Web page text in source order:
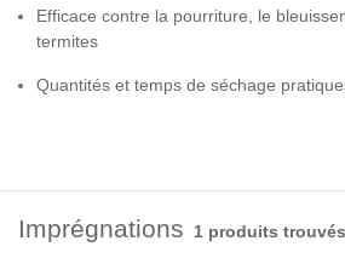
Efficace contre la pourriture, le
termites
Quantités et temps de séchage
Imprégnations 1 produits trouvés